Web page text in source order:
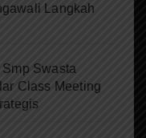
Langkah
Swasta
Class Meeting